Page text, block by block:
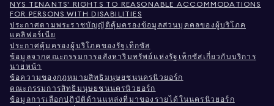
NYS TENANTS' RIGHTS TO REASONABLE ACCOMMODATIONS
FOR PERSONS WITH DISABILITIES
ประกาศตามพระราชบัญญัติคุ้มครองข้อมูลส่วนบุคคลของผู้บริโภค
แคลิฟอร์เนีย
ประกาศคุ้มครองผู้บริโภคของรัฐเท็กซัส
ข้อมูลจากคณะกรรมการอสังหาริมทรัพย์แห่งรัฐเท็กซัสเกี่ยวกับบริการ
นายหน้า
ข้อความของกฎหมายสิทธิมนุษยชนนครนิวยอร์ก
คณะกรรมการสิทธิมนุษยชนนครนิวยอร์ก
ข้อมูลการเลือกปฏิบัติด้านแหล่งที่มาของรายได้ในนครนิวยอร์ก